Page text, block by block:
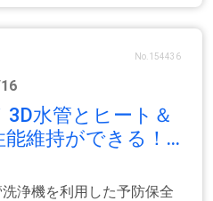
No.154436
水管とヒート＆
維持ができる！...
浄機を利用した予防保全